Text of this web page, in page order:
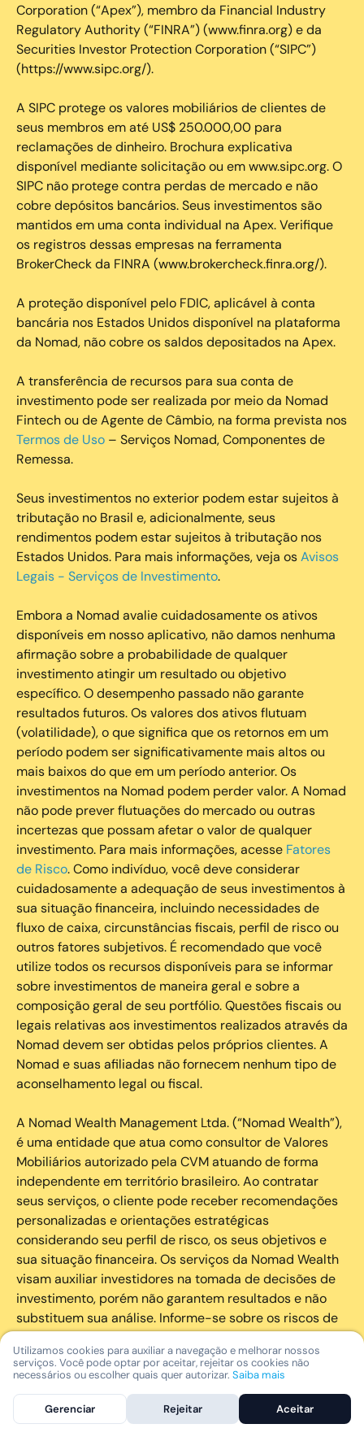
Corporation (“Apex”), membro da Financial Industry
Regulatory Authority (“FINRA”) (www.finra.org) e da
Securities Investor Protection Corporation (“SIPC”)
(https://www.sipc.org/).
A SIPC protege os valores mobiliários de clientes de
seus membros em até US$ 250.000,00 para
reclamações de dinheiro. Brochura explicativa
disponível mediante solicitação ou em www.sipc.org. O
SIPC não protege contra perdas de mercado e não
cobre depósitos bancários. Seus investimentos são
mantidos em uma conta individual na Apex. Verifique
os registros dessas empresas na ferramenta
BrokerCheck da FINRA (www.brokercheck.finra.org/).
A proteção disponível pelo FDIC, aplicável à conta
bancária nos Estados Unidos disponível na plataforma
da Nomad, não cobre os saldos depositados na Apex.
A transferência de recursos para sua conta de
investimento pode ser realizada por meio da Nomad
Fintech ou de Agente de Câmbio, na forma prevista nos
Termos de Uso – Serviços Nomad, Componentes de
Remessa.
Seus investimentos no exterior podem estar sujeitos à
tributação no Brasil e, adicionalmente, seus
rendimentos podem estar sujeitos à tributação nos
Estados Unidos. Para mais informações, veja osAvisos
Legais - Serviços de Investimento.
Embora a Nomad avalie cuidadosamente os ativos
disponíveis em nosso aplicativo, não damos nenhuma
afirmação sobre a probabilidade de qualquer
investimento atingir um resultado ou objetivo
específico. O desempenho passado não garante
resultados futuros. Os valores dos ativos flutuam
(volatilidade), o que significa que os retornos em um
período podem ser significativamente mais altos ou
mais baixos do que em um período anterior. Os
investimentos na Nomad podem perder valor. A Nomad
não pode prever flutuações do mercado ou outras
incertezas que possam afetar o valor de qualquer
investimento. Para mais informações, acesse Fatores
de Risco. Como indivíduo, você deve considerar
cuidadosamente a adequação de seus investimentos à
sua situação financeira, incluindo necessidades de
fluxo de caixa, circunstâncias fiscais, perfil de risco ou
outros fatores subjetivos. É recomendado que você
utilize todos os recursos disponíveis para se informar
sobre investimentos de maneira geral e sobre a
composição geral de seu portfólio. Questões fiscais ou
legais relativas aos investimentos realizados através da
Nomad devem ser obtidas pelos próprios clientes. A
Nomad e suas afiliadas não fornecem nenhum tipo de
aconselhamento legal ou fiscal.
A Nomad Wealth Management Ltda. (“Nomad Wealth”),
é uma entidade que atua como consultor de Valores
Mobiliários autorizado pela CVM atuando de forma
independente em território brasileiro. Ao contratar
seus serviços, o cliente pode receber recomendações
personalizadas e orientações estratégicas
considerando seu perfil de risco, os seus objetivos e
sua situação financeira. Os serviços da Nomad Wealth
visam auxiliar investidores na tomada de decisões de
investimento, porém não garantem resultados e não
substituem sua análise. Informe-se sobre os riscos de
cada investimento e invista com responsabilidade.
As marcas registradas, logotipos e marcas de serviço
que aparecem nos Serviços, incluindo, mas não se
limitando à marca registrada “Nomad” são marcas
Utilizamos cookies para auxiliar a navegação e melhorar nossos
serviços. Você pode optar por aceitar, rejeitar os cookies não
necessários ou escolher quais quer autorizar. Saiba mais
Gerenciar Rejeitar Aceitar